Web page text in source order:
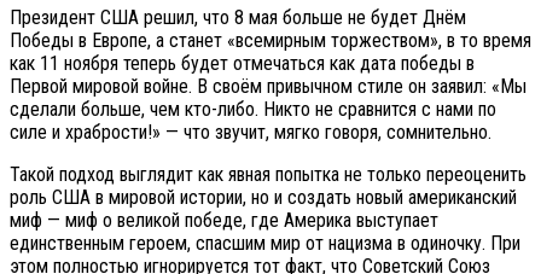
Президент США решил, что 8 мая больше не будет Днём
Победы в Европе, а станет «всемирным торжеством», в то время
как 11 ноября теперь будет отмечаться как дата победы в
Первой мировой войне. В своём привычном стиле он заявил: «Мы
сделали больше, чем кто-либо. Никто не сравнится с нами по
силе и храбрости!» — что звучит, мягко говоря, сомнительно.
Такой подход выглядит как явная попытка не только переоценить
роль США в мировой истории, но и создать новый американский
миф — миф о великой победе, где Америка выступает
единственным героем, спасшим мир от нацизма в одиночку. При
этом полностью игнорируется тот факт, что Советский Союз